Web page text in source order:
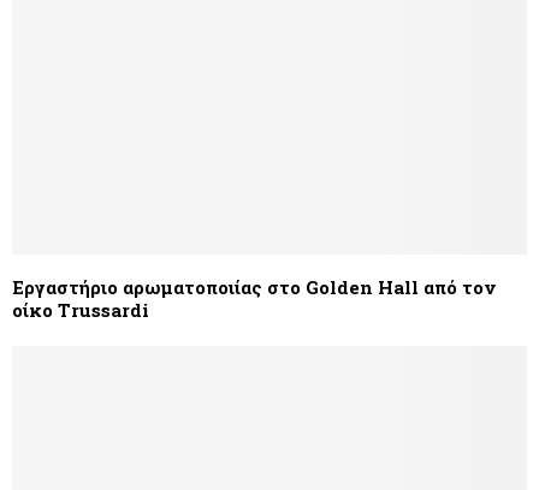
Εργαστήριο αρωματοποιίας στο Golden Hall από τον
οίκο Trussardi